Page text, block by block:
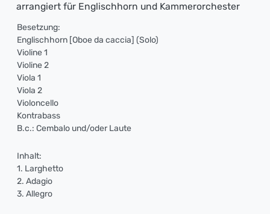
arrangiert für Englischhorn und Kammerorchester
Besetzung:
Englischhorn [Oboe da caccia] (Solo)
Violine 1
Violine 2
Viola 1
Viola 2
Violoncello
Kontrabass
B.c.: Cembalo und/oder Laute
Inhalt:
1. Larghetto
2. Adagio
3. Allegro